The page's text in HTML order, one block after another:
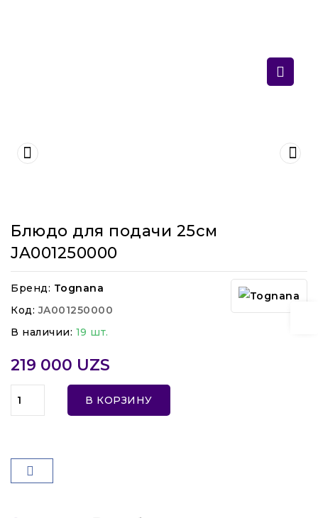
Блюдо для подачи 25см
JA001250000
Бренд: Tognana
Код: JA001250000
В наличии: 19 шт.
219 000 UZS
В КОРЗИНУ